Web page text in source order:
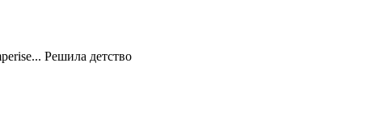
Решила детство